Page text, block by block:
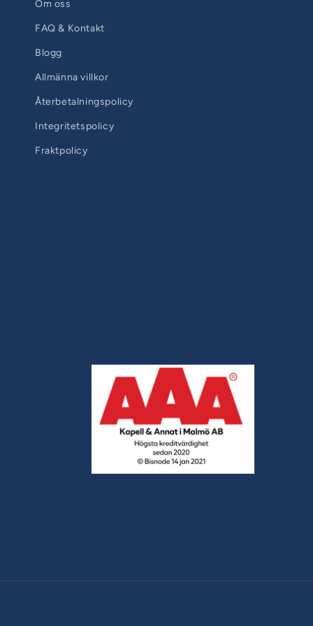
Om oss
FAQ & Kontakt
Blogg
Allmänna villkor
Återbetalningspolicy
Integritetspolicy
Fraktpolicy